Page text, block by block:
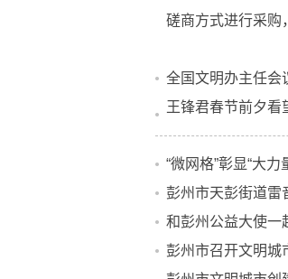
磋商方式进行采购
全国文明办主任会
王锋君春节前夕看
“微网格”彰显“大力
彭州市天彭街道雷
和彭州公益大使一
彭州市召开文明城